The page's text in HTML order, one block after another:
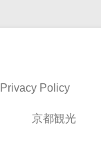
Privacy Policy
京都観光